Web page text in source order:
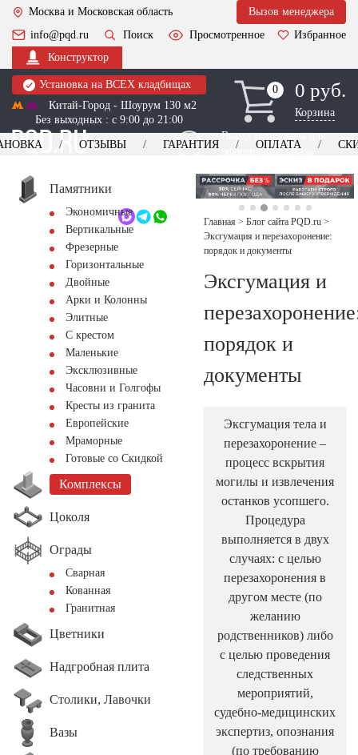
Москва и Московская область
Вызов менеджера
info@pqd.ru
Поиск Просмотренное
Избранное
Конструктор
Установка на ВСЕХ кладбищах
Китай-Город - Шоурум 130 м2
Без выходных : с 9:00 до 21:00
0
0 0 руб.
Корзина
Выезд менеджера для
оформления заказа
+7 (495) 518-44-23
Обратный звонок
ОТЗЫВЫ ГАРАНТИЯ ОПЛАТА
Памятники
Экономичные
Вертикальные
Фрезерные
Горизонтальные
Двойные
Арки и Колонны
Элитные
С крестом
Маленькие
Эксклюзивные
Часовни и Голгофы
Кресты из гранита
Европейские
Мраморные
Готовые со Скидкой
Комплексы
Цоколя
Ограды
Сварная
Кованная
Гранитная
Цветники
Надгробная плита
Столики, Лавочки
Вазы
Главная > Блог сайта PQD.ru >
Эксгумация и перезахоронение:
порядок и документы
Эксгумация и
порядок и
документы
Эксгумация тела и
перезахоронение –
процесс вскрытия
могилы и извлечения
останков усопшего.
Процедура
выполняется в двух
случаях: с целью
перезахоронения в
другом месте (по
желанию
родственников) либо
с целью проведения
следственных
мероприятий,
судебно-медицинских
экспертиз, опознания
(по требованию